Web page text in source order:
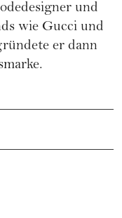
und
wie Gucci und
er dann